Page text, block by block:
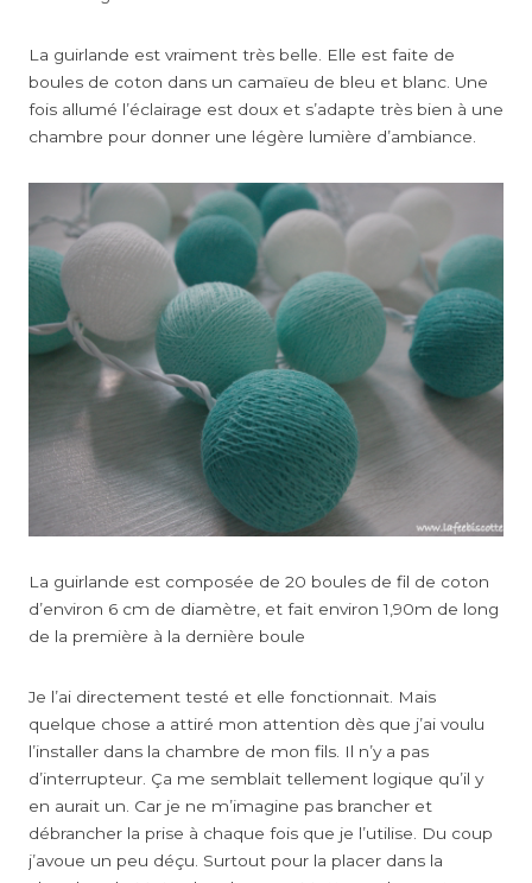
La guirlande est vraiment très belle. Elle est faite de
boules de coton dans un camaïeu de bleu et blanc. Une
fois allumé l’éclairage est doux et s’adapte très bien à une
chambre pour donner une légère lumière d’ambiance.
La guirlande est composée de 20 boules de fil de coton
d’environ 6 cm de diamètre, et fait environ 1,90m de long
de la première à la dernière boule
Je l’ai directement testé et elle fonctionnait. Mais
quelque chose a attiré mon attention dès que j’ai voulu
l’installer dans la chambre de mon fils. Il n’y a pas
d’interrupteur. Ça me semblait tellement logique qu’il y
en aurait un. Car je ne m’imagine pas brancher et
débrancher la prise à chaque fois que je l’utilise. Du coup
j’avoue un peu déçu. Surtout pour la placer dans la